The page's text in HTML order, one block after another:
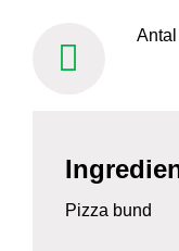
Pizza bund